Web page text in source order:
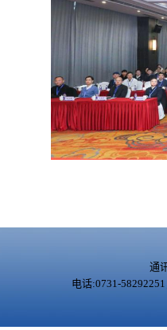
通
电话:0731-